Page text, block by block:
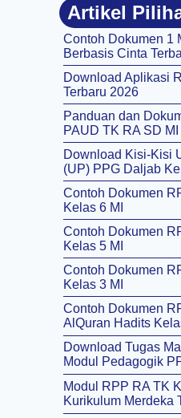
Artikel
Contoh Dokumen 1
Berbasis Cinta
Download Aplikasi
Terbaru 2026
Panduan dan
PAUD TK RA SD
Download Kisi-Kisi
(UP) PPG Daljab
Contoh Dokumen
Kelas 6 MI
Contoh Dokumen
Kelas 5 MI
Contoh Dokumen
Kelas 3 MI
Contoh Dokumen
AlQuran Hadits
Download Tugas
Modul Pedagogik
Modul RPP RA TK
Kurikulum Merdeka